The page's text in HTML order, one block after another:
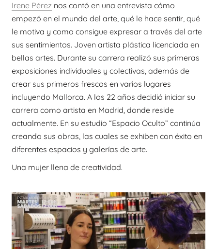
Irene Pérez nos contó en una entrevista cómo
empezó en el mundo del arte, qué le hace sentir, qué
le motiva y como consigue expresar a través del arte
sus sentimientos. Joven artista plástica licenciada en
bellas artes. Durante su carrera realizó sus primeras
exposiciones individuales y colectivas, además de
crear sus primeros frescos en varios lugares
incluyendo Mallorca. A los 22 años decidió iniciar su
carrera como artista en Madrid, donde reside
actualmente. En su estudio “Espacio Oculto” continúa
creando sus obras, las cuales se exhiben con éxito en
diferentes espacios y galerías de arte.
Una mujer llena de creatividad.